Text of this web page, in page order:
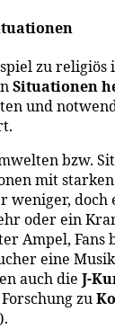
zu religiös
Situationen
und
bzw.
mit
weniger, doch
oder ein
Ampel, Fans
eine
auch die J-
zu